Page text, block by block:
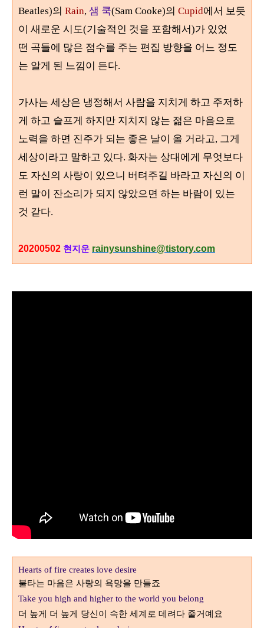
Beatles)의 Rain, 샘 쿡(Sam Cooke)의 Cupid에서 보듯
이 새로운 시도(기술적인 것을 포함해서)가 있었
떤 곡들에 많은 점수를 주는 편집 방향을 어느 정도
는 알게 된 느낌이 든다.
가사는 세상은 냉정해서 사람을 지치게 하고 주저하
게 하고 슬프게 하지만 지치지 않는 젊은 마음으로
노력을 하면 진주가 되는 좋은 날이 올 거라고, 그게
세상이라고 말하고 있다. 화자는 상대에게 무엇보다
도 자신의 사랑이 있으니 버텨주길 바라고 자신의 이
런 말이 잔소리가 되지 않았으면 하는 바람이 있는
것 같다.
20200502 현지운 rainysunshine@tistory.com
Hearts of fire creates love desire
불타는 마음은 사랑의 욕망을 만들죠
Take you high and higher to the world you belong
더 높게 더 높게 당신이 속한 세계로 데려다 줄거예요